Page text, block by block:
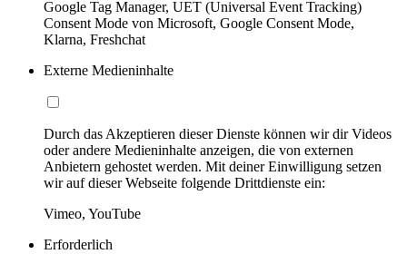
Google Tag Manager, UET (Universal Event Tracking)
Consent Mode von Microsoft, Google Consent Mode,
Klarna, Freshchat
Externe Medieninhalte
Durch das Akzeptieren dieser Dienste können wir dir Videos
oder andere Medieninhalte anzeigen, die von externen
Anbietern gehostet werden. Mit deiner Einwilligung setzen
wir auf dieser Webseite folgende Drittdienste ein:
Vimeo, YouTube
Erforderlich